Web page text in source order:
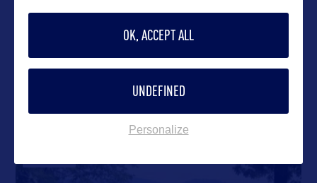
DANS LA MÊME CATEGORIE
OK, ACCEPT ALL
UNDEFINED
Personalize